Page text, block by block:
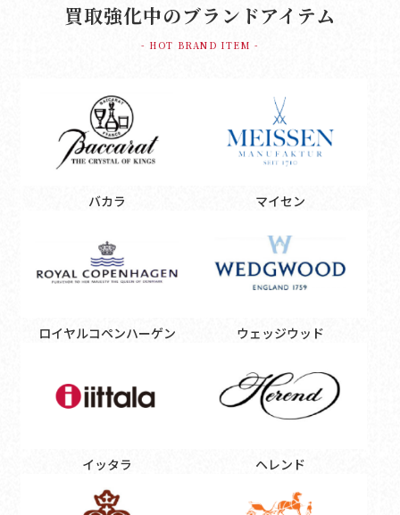
買取強化中のブランドアイテム
- HOT BRAND ITEM -
バカラ マイセン
ロイヤルコペンハーゲン ウェッジウッド
イッタラ ヘレンド